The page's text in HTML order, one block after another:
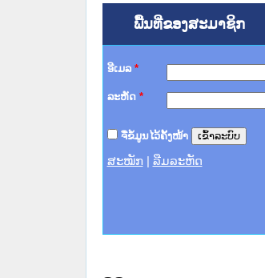
ພື້ນທີ່ຂອງສະມາຊິກ
ອີເມລ *
ລະຫັດ *
ຈື່ຂໍ້ມູນໄວ້ຄັ້ງໜ້າ
ສະໝັກ ລືມລະຫັດ
Ministry of
ານສະພາປະຊາຊົນ ພາກເໜືອ
ທາງລັດຖະການ
ສຳລັບ ພາກກາງ
ສຳລັບ ພາກໃຕ້
ວິທະຍາຄານຕຳຫຼວດປະຊາຊົນ
ວິທະຍາຄານສັນຕິບານປະຊາຊົນ
າຍເຫດທາງລັດຖະການໃຫ້ຜູ້ປະສານງ
ຂັ້ນແຂວງພາກເໜືອ
ານສະພາປະຊາຊົນ ພາກກາງ